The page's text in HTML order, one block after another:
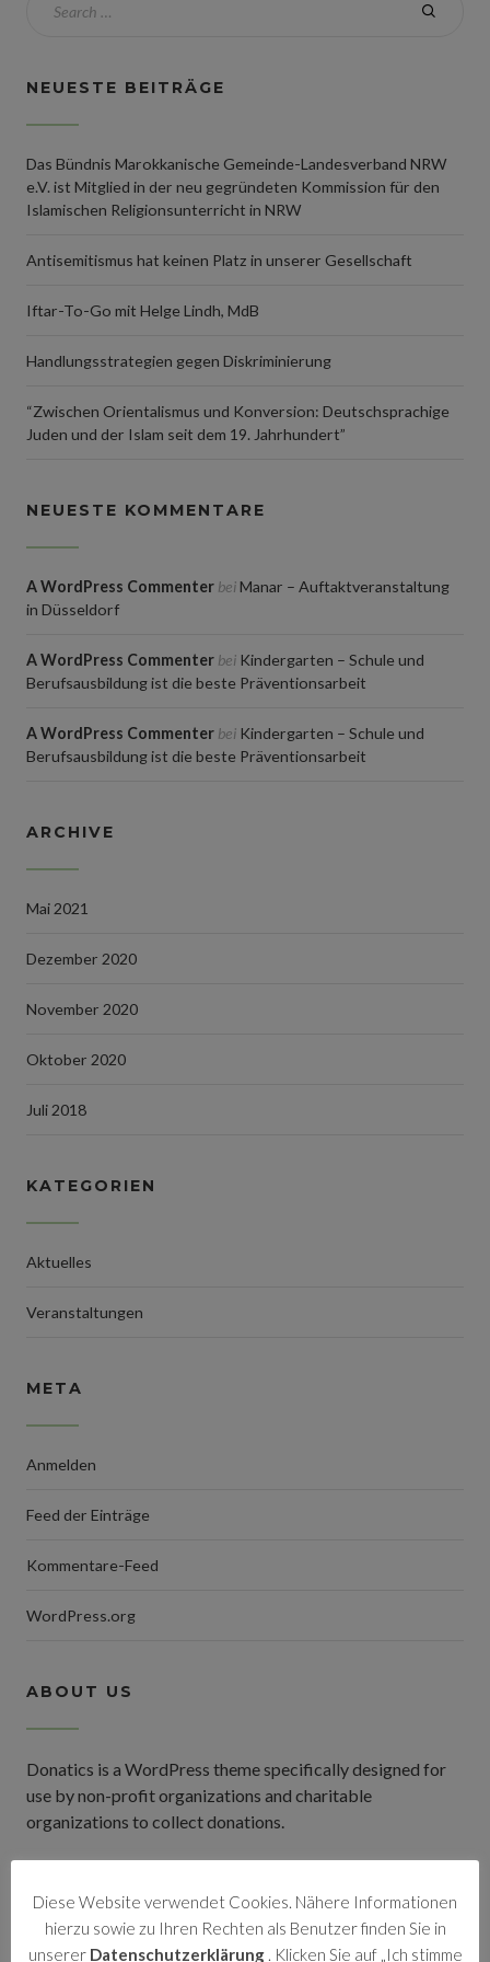
NEUESTE BEITRÄGE
Das Bündnis Marokkanische Gemeinde-Landesverband NRW
e.V. ist Mitglied in der neu gegründeten Kommission für den
Islamischen Religionsunterricht in NRW
Antisemitismus hat keinen Platz in unserer Gesellschaft
Iftar-To-Go mit Helge Lindh, MdB
Handlungsstrategien gegen Diskriminierung
“Zwischen Orientalismus und Konversion: Deutschsprachige
Juden und der Islam seit dem 19. Jahrhundert”
NEUESTE KOMMENTARE
A WordPress Commenter beiManar – Auftaktveranstaltung
in Düsseldorf
A WordPress Commenter bei Kindergarten – Schule und
Berufsausbildung ist die beste Präventionsarbeit
A WordPress Commenter bei Kindergarten – Schule und
Berufsausbildung ist die beste Präventionsarbeit
ARCHIVE
Mai 2021
Dezember 2020
November 2020
Oktober 2020
Juli 2018
KATEGORIEN
Aktuelles
Veranstaltungen
META
Anmelden
Feed der Einträge
Kommentare-Feed
WordPress.org
ABOUT US
Donatics is a WordPress theme specifically designed for
use by non-profit organizations and charitable
organizations to collect donations.
TAG CLOUDS
Diese Website verwendet Cookies. Nähere Informationen
hierzu sowie zu Ihren Rechten als Benutzer finden Sie in
unserer Datenschutzerklärung. Klicken Sie auf „Ich stimme